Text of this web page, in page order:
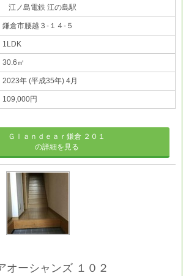
江ノ島電鉄 江の島駅
鎌倉市腰越３-１４-５
1LDK
30.6㎡
2023年 (平成35年) 4月
109,000円
Ｇｌａｎｄｅａｒ鎌倉 ２０１
の詳細を見る
オーシャンズ １０２